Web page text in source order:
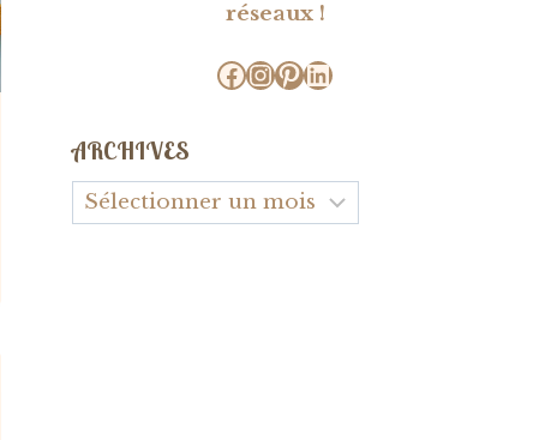
réseaux !
Facebook
Instagram
Pinterest
LinkedIn
ARCHIVES
Archives